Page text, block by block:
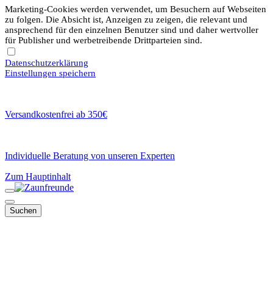
Marketing-Cookies werden verwendet, um Besuchern auf Webseiten
zu folgen. Die Absicht ist, Anzeigen zu zeigen, die relevant und
ansprechend für den einzelnen Benutzer sind und daher wertvoller
für Publisher und werbetreibende Drittparteien sind.
Datenschutzerklärung
Einstellungen speichern
Versandkostenfrei ab 350€
Individuelle Beratung von unseren Experten
Zum Hauptinhalt
Suchen